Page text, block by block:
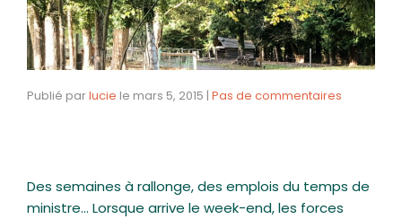
Publié parlucie le mars 5, 2015 | Pas de commentaires
Des semaines à rallonge, des emplois du temps de
ministre… Lorsque arrive le week-end, les forces